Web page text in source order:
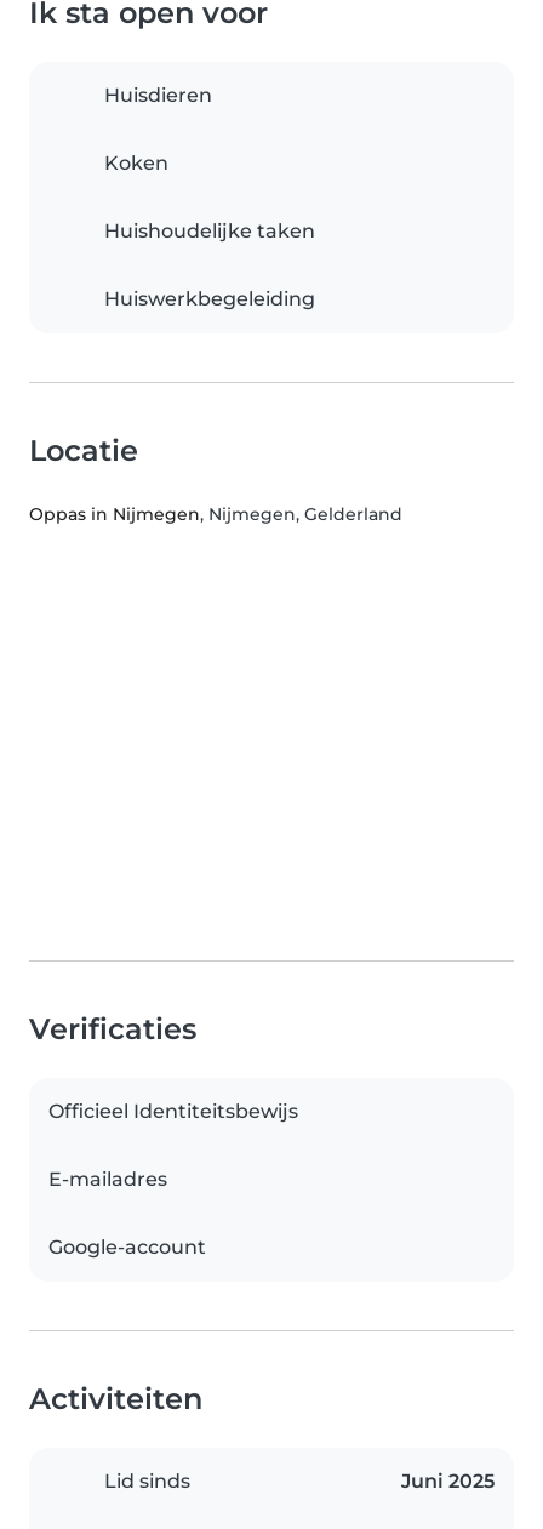
Ik sta open voor
Huisdieren
Koken
Huishoudelijke taken
Huiswerkbegeleiding
Locatie
Oppas in Nijmegen, Nijmegen, Gelderland
Verificaties
Officieel Identiteitsbewijs
E-mailadres
Google-account
Activiteiten
Lid sinds Juni 2025